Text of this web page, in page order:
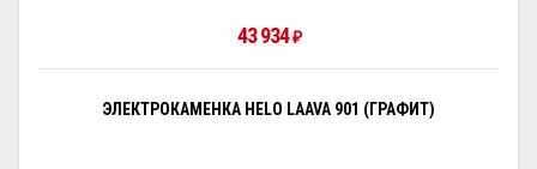
43 934₽
ЭЛЕКТРОКАМЕНКА HELO LAAVA 901 (ГРАФИТ)